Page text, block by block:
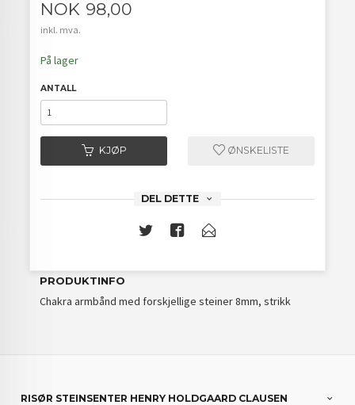
Pris
NOK 98,00
inkl. mva.
På lager
ANTALL
KJØP ØNSKELISTE
DEL DETTE
PRODUKTINFO
Chakra armbånd med forskjellige steiner 8mm, strikk
RISØR STEINSENTER HENRY HOLDGAARD CLAUSEN